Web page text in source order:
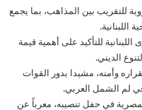
للتقريب بين المذاهب، بما يجمع
للتأكيد على أهمية قيمة
الديني.
وأمنه، مشيدا بدور القوات
لم الشمل العربي.
في حفل تنصيبه، معرباً عن